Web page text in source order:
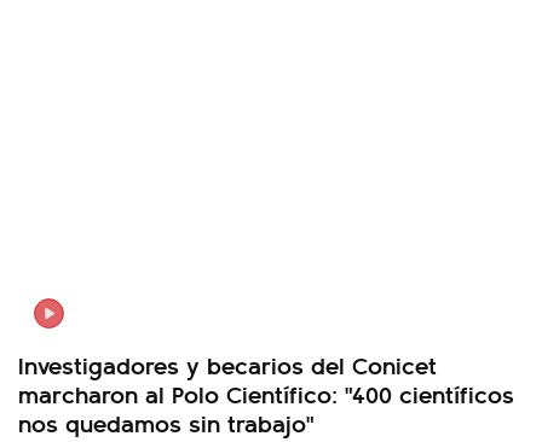
Investigadores y becarios del Conicet
marcharon al Polo Científico: "400 científicos
nos quedamos sin trabajo"